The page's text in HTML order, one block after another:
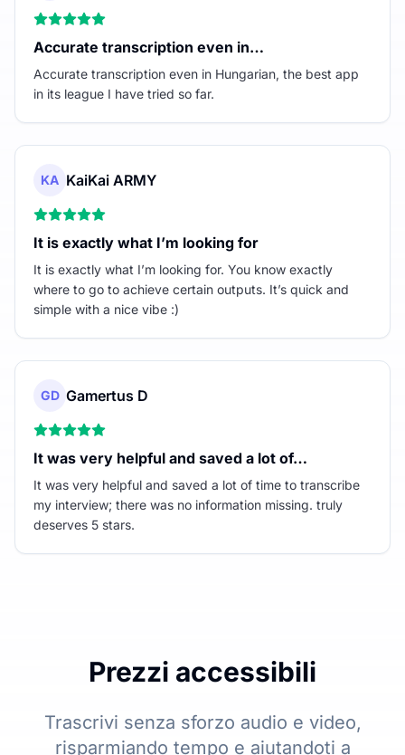
Accurate transcription even in…
Accurate transcription even in Hungarian, the best app
in its league I have tried so far.
KA KaiKai ARMY
It is exactly what I’m looking for
It is exactly what I’m looking for. You know exactly
where to go to achieve certain outputs. It’s quick and
simple with a nice vibe :)
GD Gamertus D
It was very helpful and saved a lot of…
It was very helpful and saved a lot of time to transcribe
my interview; there was no information missing. truly
deserves 5 stars.
Prezzi accessibili
Trascrivi senza sforzo audio e video,
risparmiando tempo e aiutandoti a